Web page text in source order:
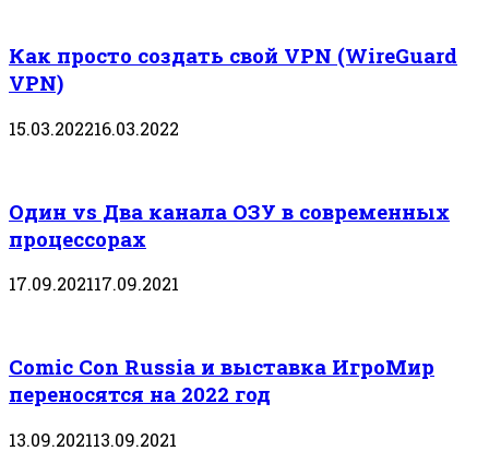
Как просто создать свой VPN (WireGuard
VPN)
15.03.202216.03.2022
Один vs Два канала ОЗУ в современных
процессорах
17.09.202117.09.2021
Comic Con Russia и выставка ИгроМир
переносятся на 2022 год
13.09.202113.09.2021